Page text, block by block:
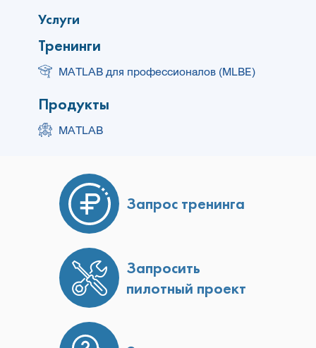
Услуги
Тренинги
MATLAB для профессионалов (MLBE)
Продукты
MATLAB
Запрос тренинга
Запросить
пилотный проект